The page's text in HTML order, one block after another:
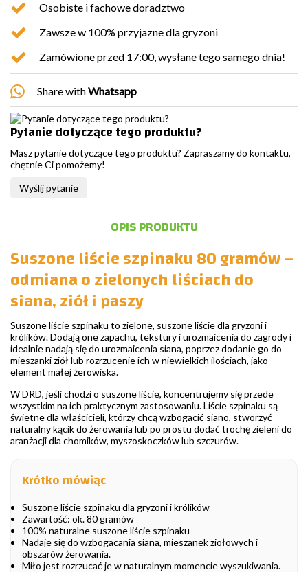
Osobiste i fachowe doradztwo
Zawsze w 100% przyjazne dla gryzoni
Zamówione przed 17:00, wysłane tego samego dnia!
Share withWhatsapp
Pytanie dotyczące tego produktu?
Masz pytanie dotyczące tego produktu? Zapraszamy do kontaktu,
chętnie Ci pomożemy!
Wyślij pytanie
OPIS PRODUKTU
Suszone liście szpinaku 80 gramów –
odmiana o zielonych liściach do
siana, ziół i paszy
Suszone liście szpinaku to zielone, suszone liście dla gryzoni i
królików. Dodają one zapachu, tekstury i urozmaicenia do zagrody i
idealnie nadają się do urozmaicenia siana, poprzez dodanie go do
mieszanki ziół lub rozrzucenie ich w niewielkich ilościach, jako
element małej żerowiska.
W DRD, jeśli chodzi o suszone liście, koncentrujemy się przede
wszystkim na ich praktycznym zastosowaniu. Liście szpinaku są
świetne dla właścicieli, którzy chcą wzbogacić siano, stworzyć
naturalny kącik do żerowania lub po prostu dodać trochę zieleni do
aranżacji dla chomików, myszoskoczków lub szczurów.
Krótko mówiąc
Suszone liście szpinaku dla gryzoni i królików
Zawartość: ok. 80 gramów
100% naturalne suszone liście szpinaku
Nadaje się do wzbogacania siana, mieszanek ziołowych i
obszarów żerowania.
Miło jest rozrzucać je w naturalnym momencie wyszukiwania.